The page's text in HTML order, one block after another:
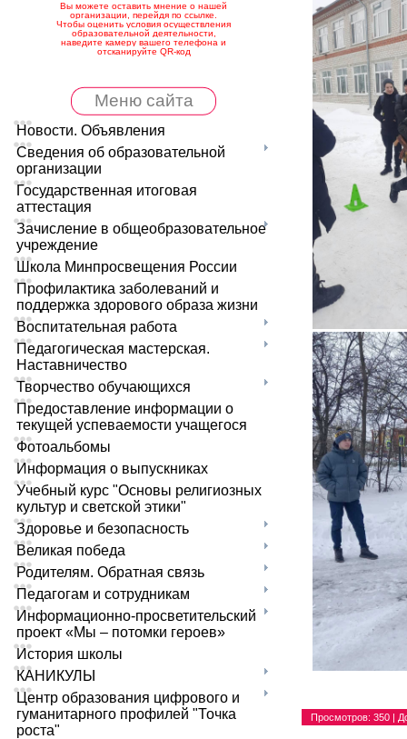
Вы можете оставить мнение о нашей
организации, перейдя по ссылке.
Чтобы оценить условия осуществления
образовательной деятельности,
наведите камеру вашего телефона и
отсканируйте QR-код
Меню сайта
Новости. Объявления
Сведения об образовательной
организации
Государственная итоговая
аттестация
Зачисление в общеобразовательное
учреждение
Школа Минпросвещения России
Профилактика заболеваний и
поддержка здорового образа жизни
Воспитательная работа
Педагогическая мастерская.
Наставничество
Творчество обучающихся
Предоставление информации о
текущей успеваемости учащегося
Фотоальбомы
Информация о выпускниках
Учебный курс "Основы религиозных
культур и светской этики"
Здоровье и безопасность
Великая победа
Родителям. Обратная связь
Педагогам и сотрудникам
Информационно-просветительский
проект «Мы – потомки героев»
История школы
КАНИКУЛЫ
Центр образования цифрового и
гуманитарного профилей "Точка
роста"
Просмотров: 350 |